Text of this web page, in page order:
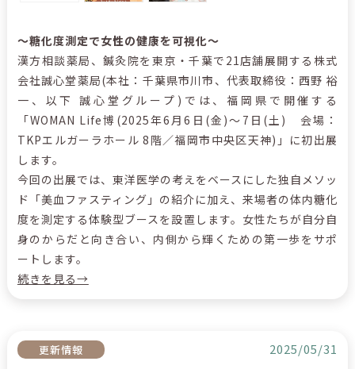
～糖化度測定で女性の健康を可視化～
漢方相談薬局、鍼灸院を東京・千葉で21店舗展開する株式
会社誠心堂薬局(本社：千葉県市川市、代表取締役：西野 裕
一、以下 誠心堂グループ)では、福岡県で開催する
「WOMAN Life博(2025年6月6日(金)～7日(土) 会場：
TKPエルガーラホール 8階／福岡市中央区天神)」に初出展
します。
今回の出展では、東洋医学の考えをベースにした独自メソッ
ド「美血ファスティング」の紹介に加え、来場者の体内糖化
度を測定する体験型ブースを設置します。女性たちが自分自
身のからだと向き合い、内側から輝くための第一歩をサポ
ートします。
続きを見る→
更新情報 2025/05/31